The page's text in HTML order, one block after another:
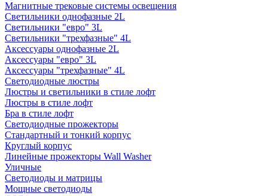
Магнитные трековые системы освещения
Светильники однофазные 2L
Светильники "евро" 3L
Светильники "трехфазные" 4L
Аксессуары однофазные 2L
Аксессуары "евро" 3L
Аксессуары "трехфазные" 4L
Светодиодные люстры
Люстры и светильники в стиле лофт
Люстры в стиле лофт
Бра в стиле лофт
Светодиодные прожекторы
Стандартный и тонкий корпус
Круглый корпус
Линейные прожекторы Wall Washer
Уличные
Светодиоды и матрицы
Мощные светодиоды